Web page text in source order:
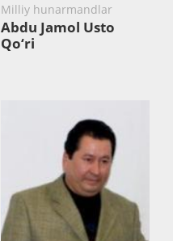
Milliy hunarmandlar
Abdu Jamol Usto
Qo‘ri